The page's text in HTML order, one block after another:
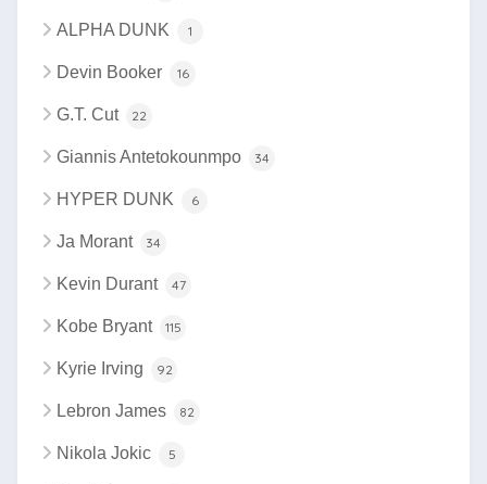
ALPHA DUNK 1
Devin Booker 16
G.T. Cut 22
Giannis Antetokounmpo 34
HYPER DUNK 6
Ja Morant 34
Kevin Durant 47
Kobe Bryant 115
Kyrie Irving 92
Lebron James 82
Nikola Jokic 5